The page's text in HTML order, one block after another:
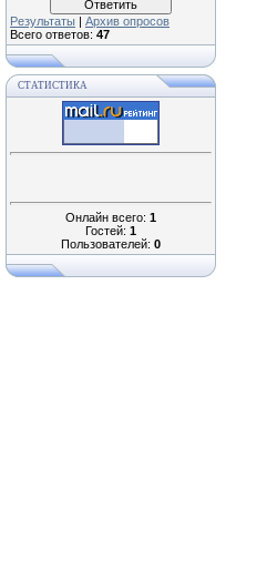
Результаты | Архив опросов
Всего ответов: 47
СТАТИСТИКА
Онлайн всего: 1
Гостей: 1
Пользователей: 0